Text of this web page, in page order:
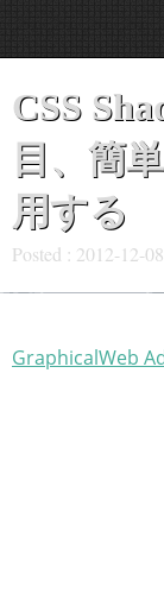
CSS
目、簡
用する
Posted : 2012-12-08
GraphicalWeb